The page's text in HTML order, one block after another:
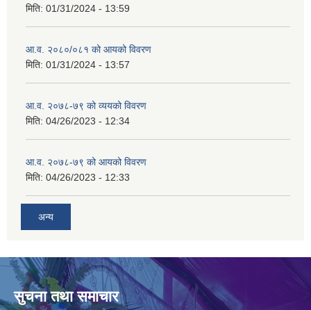
मिति: 01/31/2024 - 13:59
आ.व. २०८०/०८१ को आयको विवरण
मिति: 01/31/2024 - 13:57
आ.व. २०७८-७९ को व्ययको विवरण
मिति: 04/26/2023 - 12:34
आ.व. २०७८-७९ को आयको विवरण
मिति: 04/26/2023 - 12:33
अन्य
सुचना तथा समाचार